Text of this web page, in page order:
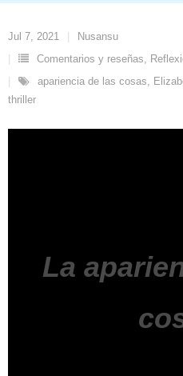
Jul 7, 2021
Nusansu
Comentarios y reseñas,
apariencia de las cosas,
thriller
La